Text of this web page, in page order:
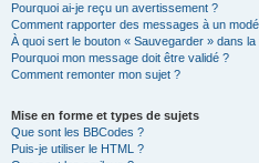
Pourquoi ai-je reçu un avertissement ?
Comment rapporter des messages à un
À quoi sert le bouton « Sauvegarder » dans
Pourquoi mon message doit être validé ?
Comment remonter mon sujet ?
Mise en forme et types de sujets
Que sont les BBCodes ?
Puis-je utiliser le HTML ?